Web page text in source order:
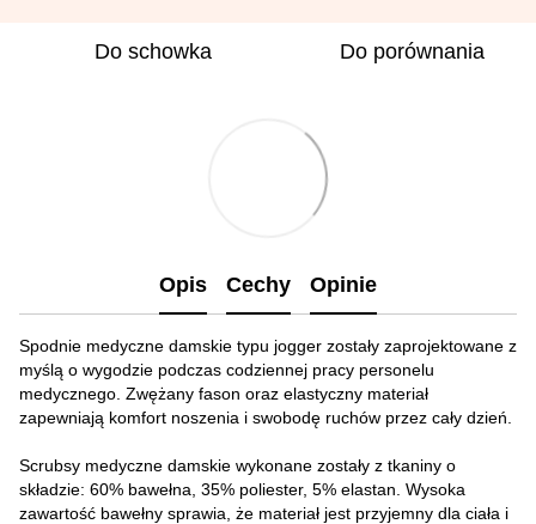
Do schowka Do porównania
Opis Cechy Opinie
Spodnie medyczne damskie typu jogger zostały zaprojektowane z
myślą o wygodzie podczas codziennej pracy personelu
medycznego. Zwężany fason oraz elastyczny materiał
zapewniają komfort noszenia i swobodę ruchów przez cały dzień.
Scrubsy medyczne damskie wykonane zostały z tkaniny o
składzie: 60% bawełna, 35% poliester, 5% elastan. Wysoka
zawartość bawełny sprawia, że materiał jest przyjemny dla ciała i